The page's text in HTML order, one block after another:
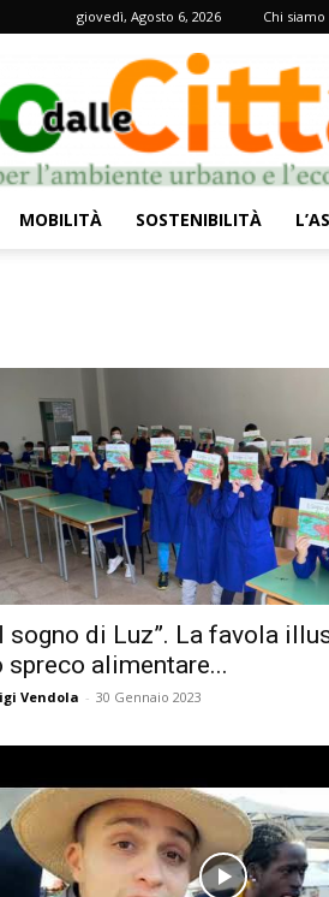
giovedì, Agosto 6, 2026 Chi siamo
dalle
Città
MOBILITÀ SOSTENIBILITÀ
sogno di Luz”. La favola
spreco alimentare...
Vendola - 30 Gennaio 2023